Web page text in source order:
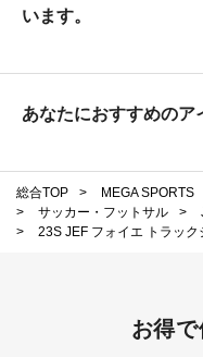
います。
あなたにおすすめのア
総合TOP > MEGA SPORTS
>
サッカー・フットサル >
>
23S JEF フォイエ トラッ
お得